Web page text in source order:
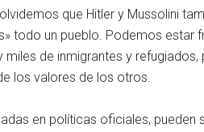
que Hitler y Mussolini
todo un pueblo. Podemos estar
miles de inmigrantes y
los valores de los otros.
en políticas oficiales,